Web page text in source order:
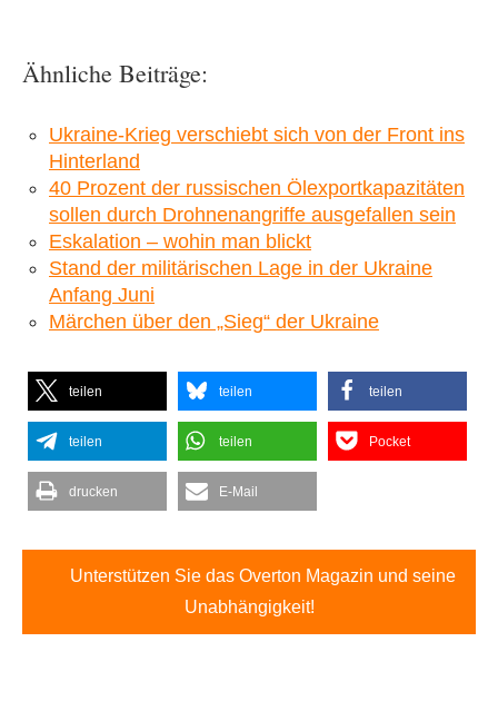
Ähnliche Beiträge:
Ukraine-Krieg verschiebt sich von der Front ins
Hinterland
40 Prozent der russischen Ölexportkapazitäten
sollen durch Drohnenangriffe ausgefallen sein
Eskalation – wohin man blickt
Stand der militärischen Lage in der Ukraine
Anfang Juni
Märchen über den „Sieg“ der Ukraine
teilen teilen teilen
teilen teilen Pocket
drucken E-Mail
Unterstützen Sie das Overton Magazin und seine
Unabhängigkeit!